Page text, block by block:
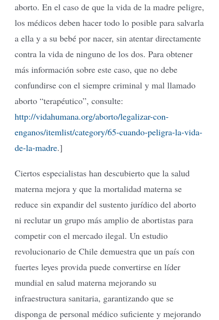
aborto. En el caso de que la vida de la madre peligre,
los médicos deben hacer todo lo posible para salvarla
a ella y a su bebé por nacer, sin atentar directamente
contra la vida de ninguno de los dos. Para obtener
más información sobre este caso, que no debe
confundirse con el siempre criminal y mal llamado
aborto “terapéutico”, consulte:
http://vidahumana.org/aborto/legalizar-con-
enganos/itemlist/category/65-cuando-peligra-la-vida-
de-la-madre.]
Ciertos especialistas han descubierto que la salud
materna mejora y que la mortalidad materna se
reduce sin expandir del sustento jurídico del aborto
ni reclutar un grupo más amplio de abortistas para
competir con el mercado ilegal. Un estudio
revolucionario de Chile demuestra que un país con
fuertes leyes provida puede convertirse en líder
mundial en salud materna mejorando su
infraestructura sanitaria, garantizando que se
disponga de personal médico suficiente y mejorando